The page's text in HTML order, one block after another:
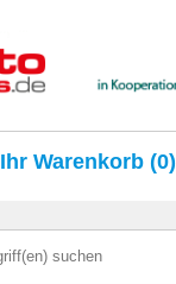
Ihr Warenkorb (0)